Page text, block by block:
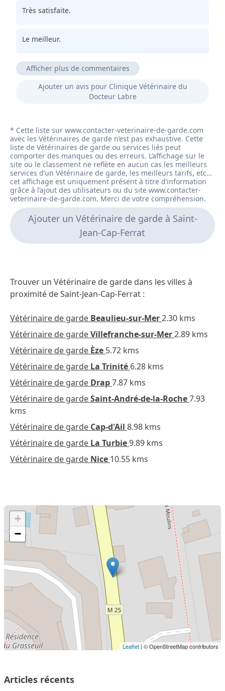
Très satisfaite.
Le meilleur.
Afficher plus de commentaires
Bon vétérinaire prix très correct.
Excellent à tout niveau.
Notre vétérinaire depuis de nombreuses années,
toujours à l'écoute, disponible etc. On y va en totale
confiance. Merci Docteur.
Vétérinaire exceptionnel. Très humain.
Ajouter un avis pour Clinique Vétérinaire du
Docteur Labre
Ajouter un Vétérinaire de garde à Saint-
Jean-Cap-Ferrat
Trouver un Vétérinaire de garde dans les villes à
proximité de Saint-Jean-Cap-Ferrat :
Vétérinaire de garde Beaulieu-sur-Mer2.30 kms
Vétérinaire de gardeVillefranche-sur-Mer2.89 kms
Vétérinaire de garde Èze 5.72 kms
Vétérinaire de garde La Trinité 6.28 kms
Vétérinaire de garde Drap7.87 kms
Vétérinaire de gardeSaint-André-de-la-Roche7.93
kms
Vétérinaire de garde Cap-d'Ail 8.98 kms
Vétérinaire de garde La Turbie9.89 kms
Vétérinaire de garde Nice 10.55 kms
+
−
Leaflet | © OpenStreetMap contributors
Articles récents